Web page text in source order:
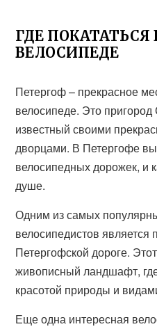
ГДЕ ПОКАТАТЬСЯ
ВЕЛОСИПЕДЕ
Петергоф – прекрасное
велосипеде. Это пригород
известный своими
дворцами. В Петергофе
велосипедных дорожек, и
душе.
Одним из самых
велосипедистов является
Петергофской дороге.
живописный ландшафт,
красотой природы и
Еще одна интересная